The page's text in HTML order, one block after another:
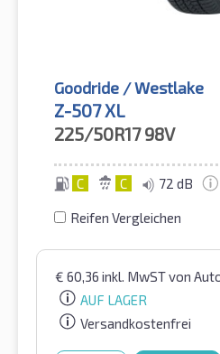
Goodride / Westlake
Z-507 XL
225/50R17 98V
C C 72 dB
Reifen Vergleichen
€ 60,36 inkl. MwSTvon
AUF LAGER
Versandkostenfrei